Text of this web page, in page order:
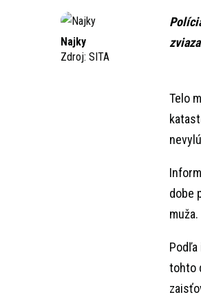
Najky
Zdroj: SITA
Telo
dobe
muža.
tohto